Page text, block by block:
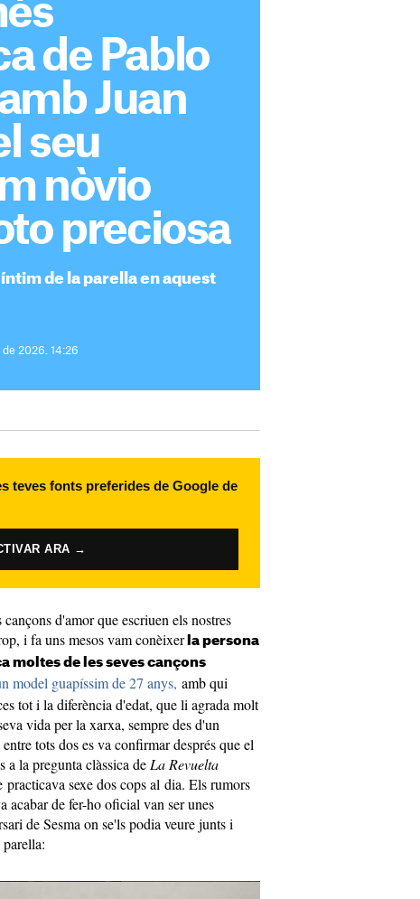
de Pablo
Juan
seu
nòvio
preciosa
de la parella en aquest
de 2026. 14:26
teves fonts preferides de Google de
ARA →
d'amor que escriuen els nostres
i fa uns mesos vam conèixerla persona
moltes de les seves cançons
model guapíssim de 27 anys, amb qui
tot i la diferència d'edat, que li agrada molt
vida per la xarxa, sempre des d'un
tots dos es va confirmar després que el
a la pregunta clàssica de La Revuelta
sexe dos cops al dia. Els rumors
acabar de fer-ho oficial van ser unes
de Sesma on se'ls podia veure junts i